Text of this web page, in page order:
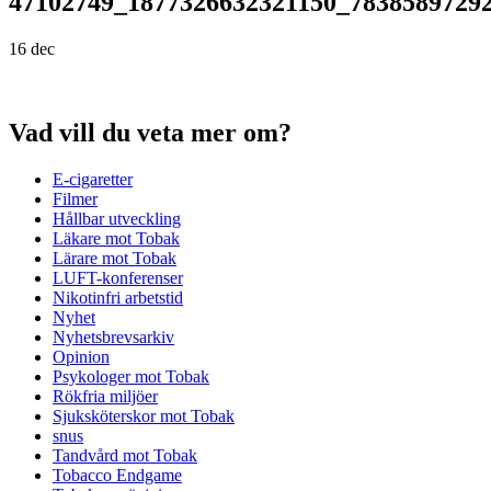
16 dec
Vad vill du veta mer om?
E-cigaretter
Filmer
Hållbar utveckling
Läkare mot Tobak
Lärare mot Tobak
LUFT-konferenser
Nikotinfri arbetstid
Nyhet
Nyhetsbrevsarkiv
Opinion
Psykologer mot Tobak
Rökfria miljöer
Sjuksköterskor mot Tobak
snus
Tandvård mot Tobak
Tobacco Endgame